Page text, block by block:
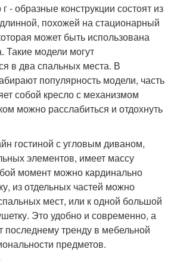
- образные конструкции состоят из
похожей на стационарный
может быть использована
Такие модели могут
в два спальных места. В
популярность модели, часть
собой кресло с механизмом
можно расслабиться и отдохнуть
гостиной с угловым диваном,
элементов, имеет массу
момент можно кардинально
из отдельных частей можно
мест, или к одной большой
Это удобно и современно, а
последнему тренду в мебельной
предметов.